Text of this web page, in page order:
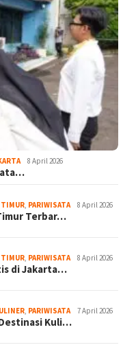
8 April 2026
TIMUR, PARIWISATA 8 April 2026
Terbar…
TIMUR, PARIWISATA 8 April 2026
di Jakarta…
, PARIWISATA 7 April 2026
Kuli…